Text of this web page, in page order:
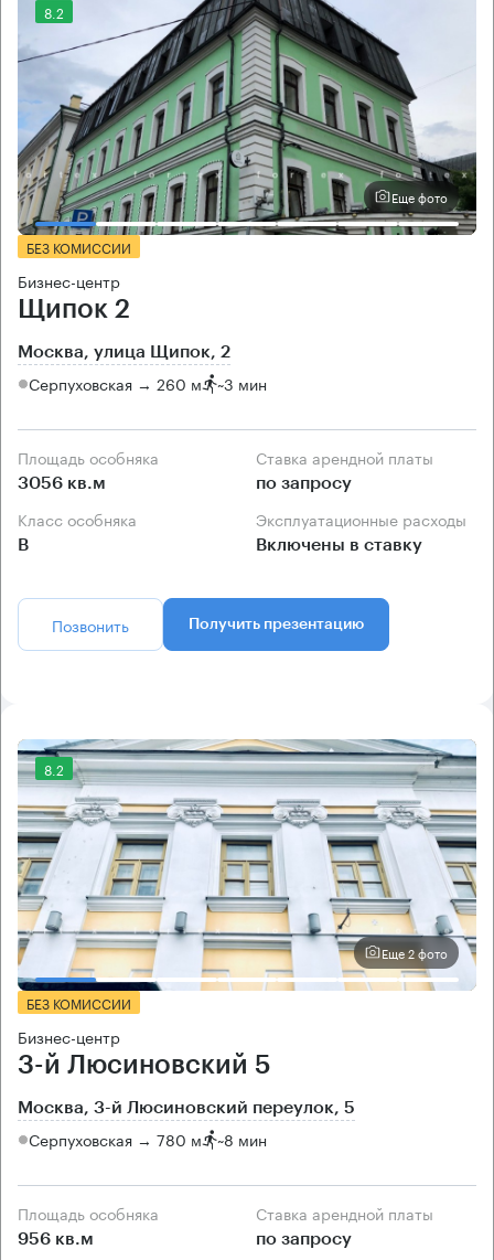
8.2
Еще фото
БЕЗ КОМИССИИ
Бизнес-центр
Щипок 2
Москва, улица Щипок, 2
Серпуховская → 260 м ~3 мин
Площадь особняка
3056 кв.м
Ставка арендной платы
по запросу
Класс особняка
B
Эксплуатационные расходы
Включены в ставку
Позвонить Получить презентацию
8.2
Еще 2 фото
БЕЗ КОМИССИИ
Бизнес-центр
3-й Люсиновский 5
Москва, 3-й Люсиновский переулок, 5
Серпуховская → 780 м ~8 мин
Площадь особняка
956 кв.м
Ставка арендной платы
по запросу